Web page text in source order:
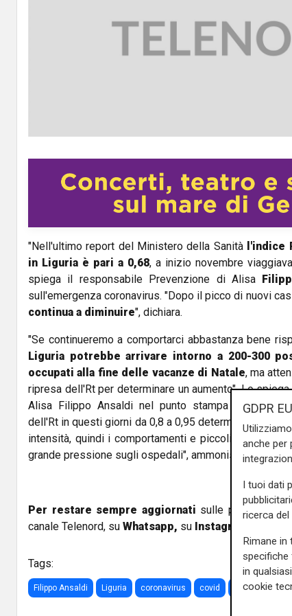
"Nell'ultimo report del Ministero della Sanità l'indice
in Liguria è pari a 0,68, a inizio novembre
spiega il responsabile Prevenzione di Alisa
sull'emergenza coronavirus. "Dopo il picco di nuovi
continua a diminuire", dichiara.
"Se continueremo a comportarci abbastanza bene
Liguria potrebbe arrivare intorno a 200-300
occupati alla fine delle vacanze di Natale, ma
ripresa dell'Rt per determinare un aumento". Lo
Alisa Filippo Ansaldi nel punto stampa
dell'Rt in questi giorni da 0,8 a 0,95 determinerebbe
intensità, quindi i comportamenti e piccoli
grande pressione sugli ospedali", ammonisce.
Per restare sempre aggiornati sulle principali
canale Telenord, su Whatsapp, su Instagram
Tags:
Filippo Ansaldi Liguria coronavirus covid indice rt
GDPR
anche per
I tuoi dati
ricerca
Rimane
specifiche
in
cookie